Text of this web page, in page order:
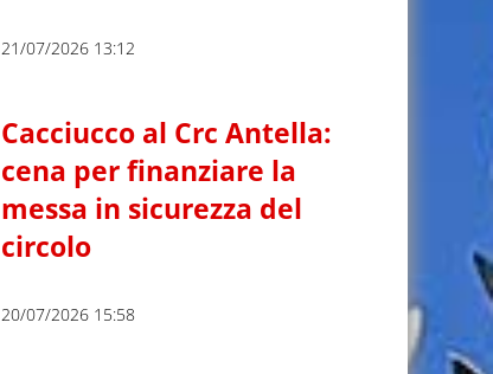
21/07/2026 13:12
Cacciucco al Crc Antella:
cena per finanziare la
messa in sicurezza del
circolo
20/07/2026 15:58